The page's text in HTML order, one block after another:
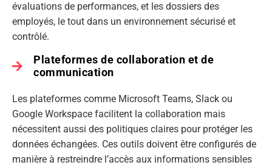
évaluations de performances, et les dossiers des
employés, le tout dans un environnement sécurisé et
contrôlé.
Plateformes de collaboration et de
communication
Les plateformes comme Microsoft Teams, Slack ou
Google Workspace facilitent la collaboration mais
nécessitent aussi des politiques claires pour protéger les
données échangées. Ces outils doivent être configurés de
manière à restreindre l’accès aux informations sensibles